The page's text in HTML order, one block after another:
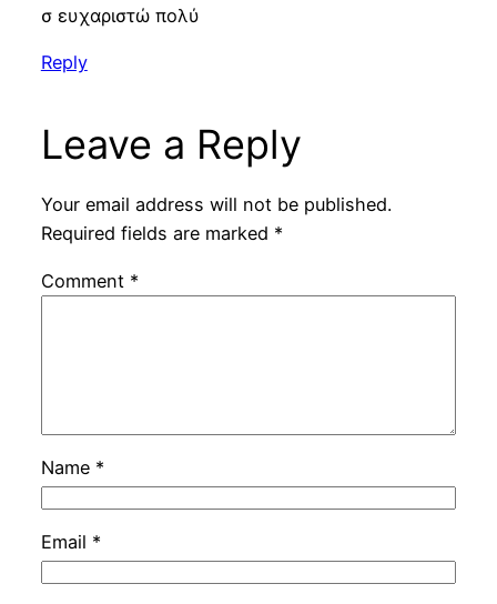
σ ευχαριστώ πολύ
Reply
Leave a Reply
Your email address will not be published.
Required fields are marked *
Comment *
Name *
Email *